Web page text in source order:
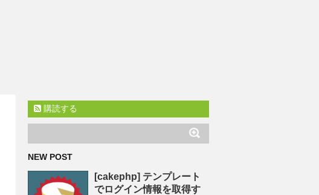
購読する
NEW POST
[cakephp] テンプレート
でログイン情報を取得す